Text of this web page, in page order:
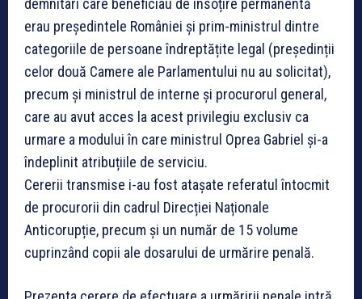
demnitari care beneficiau de însoțire permanentă
erau președintele României și prim-ministrul dintre
categoriile de persoane îndreptățite legal (președinții
celor două Camere ale Parlamentului nu au solicitat),
precum și ministrul de interne și procurorul general,
care au avut acces la acest privilegiu exclusiv ca
urmare a modului în care ministrul Oprea Gabriel și-a
îndeplinit atribuțiile de serviciu.
Cererii transmise i-au fost atașate referatul întocmit
de procurorii din cadrul Direcției Naționale
Anticorupție, precum și un număr de 15 volume
cuprinzând copii ale dosarului de urmărire penală.